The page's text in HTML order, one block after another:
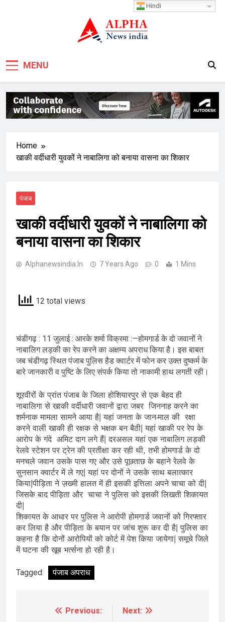
MENU
Home
खाकी वर्दीधारी युवकों ने नाबालिगा को बनाया वासना का शिकार
पंजाब
खाकी वर्दीधारी युवकों ने नाबालिगा को
बनाया वासना का शिकार
Alphanewsindia.in 7 Years Ago 0 1 Mins
12 total views
चंडीगढ़ : 11 जुलाई : आरके शर्मा विक्रमा :—होमगार्ड के दो जवानों ने
नाबालिग लड़की का रेप करने का अक्षम्य अपराध किया है। इस बाबत
जब चंडीगढ़ स्थित पंजाब पुलिस हैड क्वार्टर में फोन कर उक्त दुष्कर्म के
बारे जानकारी व पुष्टि के लिए संपर्क किया तो नाकामी हाथ लगती रही।
शूरवीरों के प्रांत पंजाब के जिला होशियारपुर से एक बेहद ही
नाबालिगा से खाकी वर्दीधारी जवानों द्वारा जबर जिननाह करने का
शर्मनाक मामला सामने आया है| यहां जनता के जान-माल की रक्षा
करने वाली खाकी ही रक्षक से भक्षक बन बैठी| यहां खाकी पर रेप के
आरोप के गंदे अमिट दाग लगे हैं| दरअसल यहां एक नाबालिग लड़की
रेलवे स्टेशन पर ट्रेन की प्रतीक्षा कर रही थी, तभी होमगार्ड के दो
मनचले जवान उसके पास गए और उसे पूछताछ के बहाने रेलवे के
सुनसान क्वार्टर में ले गए| यहां पर दोनों ने उसके साथ बलात्कार
किया|पीड़िता ने ज़ख्मी हालत में ही इसकी इत्तिला अपने चाचा को दी|
जिसके बाद पीड़िता और चाचा ने पुलिस को इसकी लिखती शिकायत
दी|
शिकायत के आधार पर पुलिस ने आरोपी होमगार्ड जवानों को गिरफ्तार
कर लिया है और पीड़िता के बयान पर जांच शुरू कर दी है| पुलिस का
कहना है कि दोनों आरोपियों को कोर्ट में पेश किया जायेगा| समूचे जिले
में घटना की खूब भर्त्सना हो रही है।
Tagged: पंजाब अपराध
Previous:
Next:
Hindi